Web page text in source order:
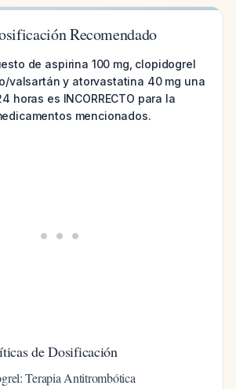
Recomendado
de aspirina 100 mg, clopidogrel
valsartán y atorvastatina 40 mg una
horas es INCORRECTO para la
mencionados.
de Dosificación
Terapia Antitrombótica